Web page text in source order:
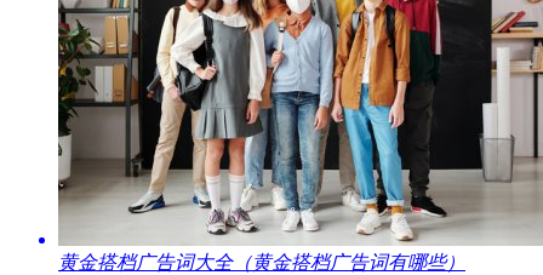
​黄金搭档广告词大全（黄金搭档广告词有哪些）